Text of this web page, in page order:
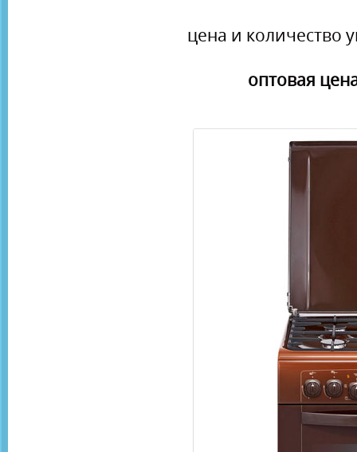
цена и количество
оптовая